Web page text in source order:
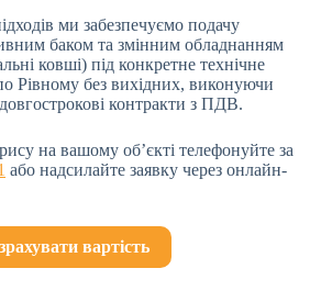
ми забезпечуємо подачу
баком та змінним обладнанням
ковші) під конкретне технічне
Рівному без вихідних, виконуючи
довгострокові контракти з ПДВ.
на вашому об’єкті телефонуйте за
або надсилайте заявку через онлайн-
вартість